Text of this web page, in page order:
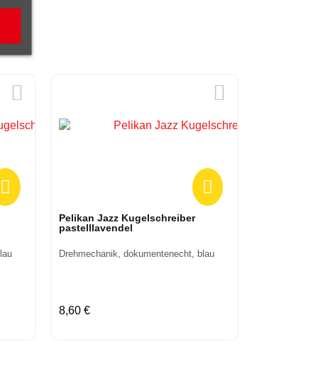
Pelikan Jazz Kugelschreiber
pastelllavendel
Drehmechanik, dokumentenecht, blau
8,60 €